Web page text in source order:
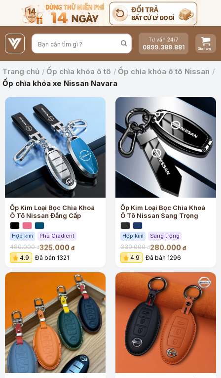
nội
dung
Tư vấn 24/7
0899.388.881
Trang chủ / Ốp chìa khóa ô tô / Ốp chìa khóa ô tô Nissan /
Ốp chìa khóa xe Nissan Navara
Ốp Kim Loại Bọc Chìa Khoá
Ô Tô Nissan Đẳng Cấp
Hợp kim Phủ Gradient
480.000đ325.000 đ
4.9 Đã bán 1321
Ốp Kim Loại Bọc Chìa Khoá
Ô Tô Nissan Sang Trọng
Hợp kim Sang trọng
330.000đ280.000 đ
4.9 Đã bán 1296